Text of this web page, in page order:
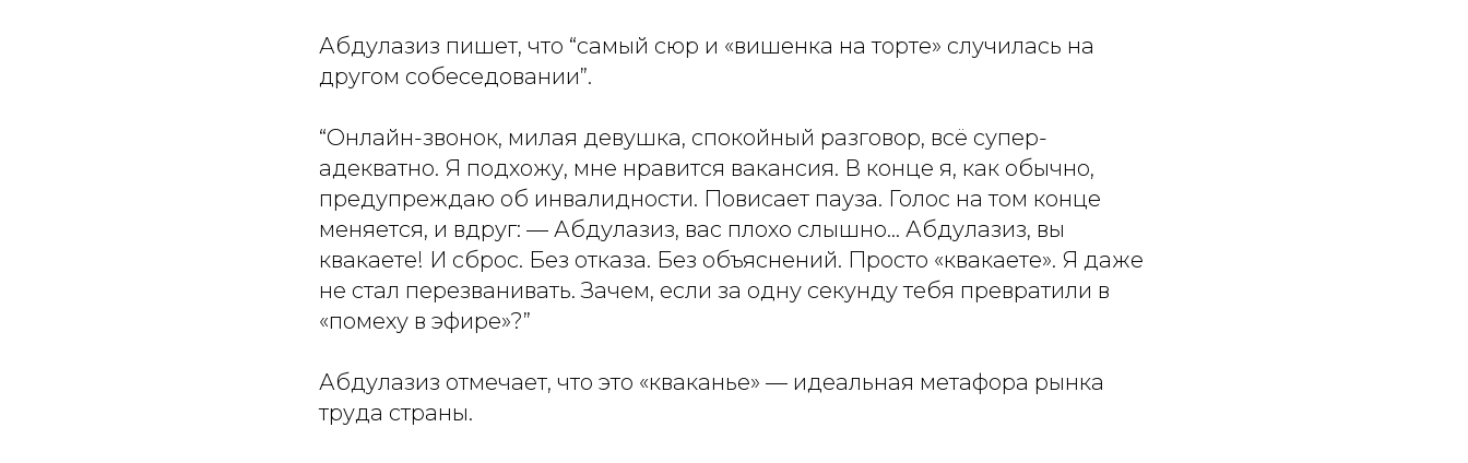
Абдулазиз пишет, что “самый сюр и «вишенка на торте» случилась на
другом собеседовании”.
“Онлайн-звонок, милая девушка, спокойный разговор, всё супер-
адекватно. Я подхожу, мне нравится вакансия. В конце я, как обычно,
предупреждаю об инвалидности. Повисает пауза. Голос на том конце
меняется, и вдруг: — Абдулазиз, вас плохо слышно… Абдулазиз, вы
квакаете! И сброс. Без отказа. Без объяснений. Просто «квакаете». Я даже
не стал перезванивать. Зачем, если за одну секунду тебя превратили в
«помеху в эфире»?”
Абдулазиз отмечает, что это «кваканье» — идеальная метафора рынка
труда страны.